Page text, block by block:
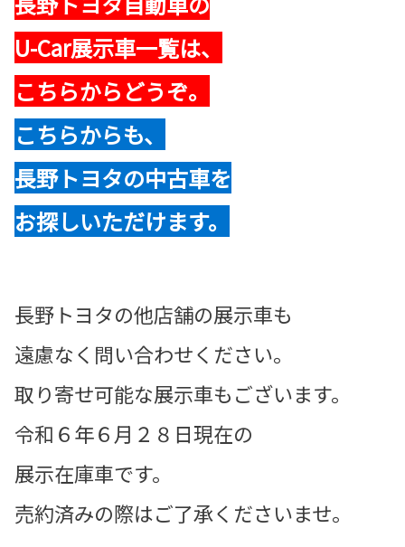
U-Car展示車一覧は、
こちらからどうぞ。
こちらからも、
長野トヨタの中古車を
お探しいただけます。
長野トヨタの他店舗の展示車も
遠慮なく問い合わせください。
取り寄せ可能な展示車もございます。
令和６年６月２８日現在の
展示在庫車です。
売約済みの際はご了承くださいませ。